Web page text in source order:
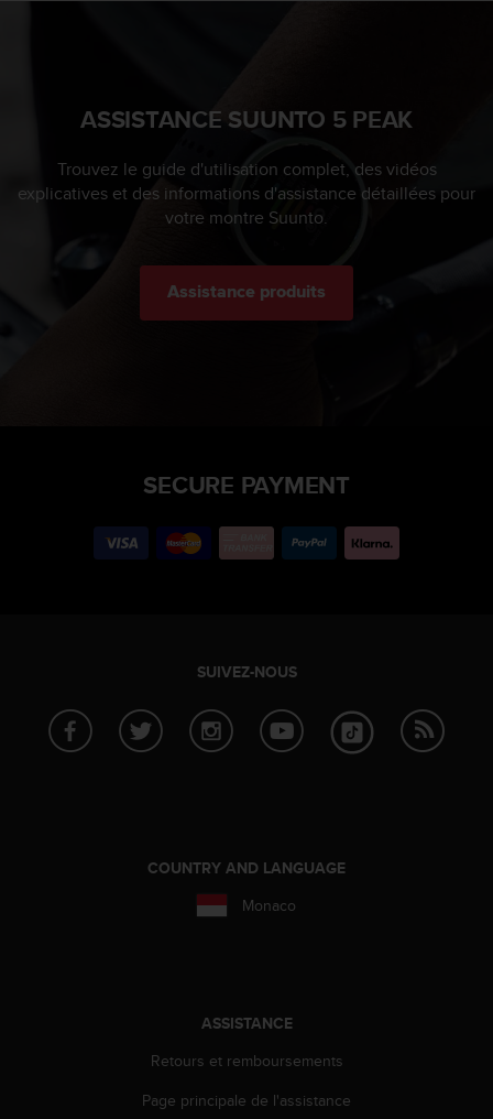
ASSISTANCE SUUNTO 5 PEAK
Trouvez le guide d'utilisation complet, des vidéos
explicatives et des informations d'assistance détaillées pour
votre montre Suunto.
Assistance produits
SECURE PAYMENT
SUIVEZ-NOUS
COUNTRY AND LANGUAGE
Monaco
ASSISTANCE
Retours et remboursements
Page principale de l'assistance